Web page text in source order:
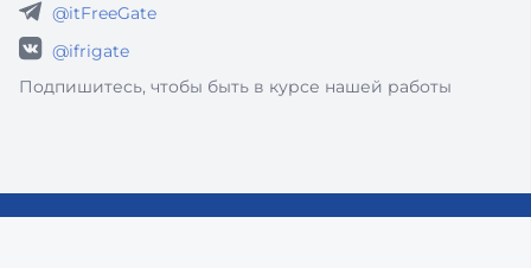
@itFreeGate
@ifrigate
Подпишитесь, чтобы быть в курсе нашей работы